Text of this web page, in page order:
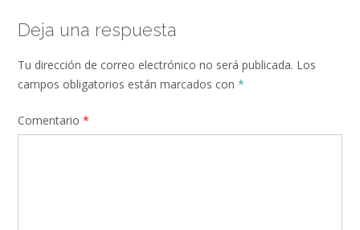
Deja una respuesta
Tu dirección de correo electrónico no será publicada. Los
campos obligatorios están marcados con *
Comentario *